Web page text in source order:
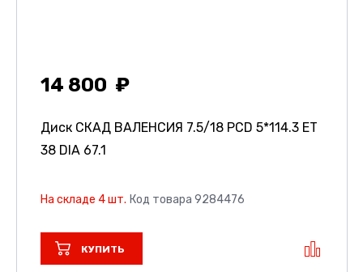
14 800
Диск СКАД ВАЛЕНСИЯ 7.5/18 PCD 5*114.3 ET
38 DIA 67.1
На складе 4 шт. Код товара 9284476
КУПИТЬ